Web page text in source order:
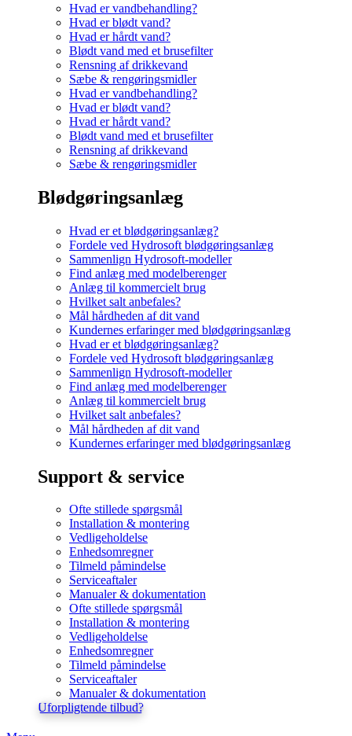
Hvad er vandbehandling?
Hvad er blødt vand?
Hvad er hårdt vand?
Blødt vand med et brusefilter
Rensning af drikkevand
Sæbe & rengøringsmidler
Hvad er vandbehandling?
Hvad er blødt vand?
Hvad er hårdt vand?
Blødt vand med et brusefilter
Rensning af drikkevand
Sæbe & rengøringsmidler
Blødgøringsanlæg
Hvad er et blødgøringsanlæg?
Fordele ved Hydrosoft blødgøringsanlæg
Sammenlign Hydrosoft-modeller
Find anlæg med modelberenger
Anlæg til kommercielt brug
Hvilket salt anbefales?
Mål hårdheden af dit vand
Kundernes erfaringer med blødgøringsanlæg
Hvad er et blødgøringsanlæg?
Fordele ved Hydrosoft blødgøringsanlæg
Sammenlign Hydrosoft-modeller
Find anlæg med modelberenger
Anlæg til kommercielt brug
Hvilket salt anbefales?
Mål hårdheden af dit vand
Kundernes erfaringer med blødgøringsanlæg
Support & service
Ofte stillede spørgsmål
Installation & montering
Vedligeholdelse
Enhedsomregner
Tilmeld påmindelse
Serviceaftaler
Manualer & dokumentation
Ofte stillede spørgsmål
Installation & montering
Vedligeholdelse
Enhedsomregner
Tilmeld påmindelse
Serviceaftaler
Manualer & dokumentation
Uforpligtende tilbud?